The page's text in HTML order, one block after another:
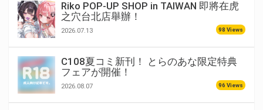
Riko POP-UP SHOP in TAIWAN 即將在虎
之穴台北店舉辦！
2026.07.13 98 Views
C108夏コミ新刊！ とらのあな限定特典
フェアが開催！
2026.08.07 96 Views